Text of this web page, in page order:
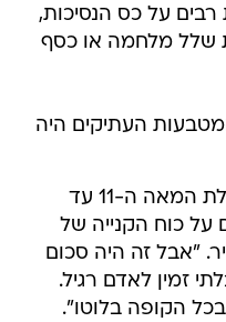
רבים על כס הנסיכות,
שלל מלחמה או כסף
העתיקים היה
לדבריו, "למרבה הצער, בתחילת המאה ה-11 עד
על כוח הקנייה של
"אבל זה היה סכום
זמין לאדם רגיל.
הקופה בלוטו".